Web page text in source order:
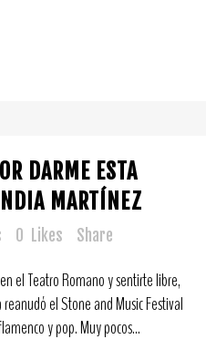
DARME ESTA
MARTÍNEZ
0 Likes Share
el Teatro Romano y sentirte libre,
el Stone and Music Festival
y pop. Muy pocos...